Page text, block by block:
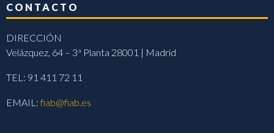
CONTACTO
DIRECCIÓN
Velázquez, 64 – 3ª Planta 28001 | Madrid
TEL: 91 411 72 11
EMAIL:fiab@fiab.es